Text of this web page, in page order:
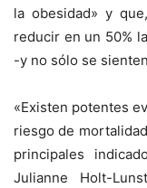
la obesidad» y
reducir en un 50%
-y no sólo se
«Existen potentes
riesgo de
principales
Julianne Holt-